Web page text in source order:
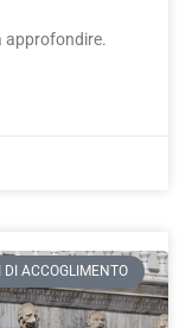
approfondire.
DI ACCOGLIMENTO